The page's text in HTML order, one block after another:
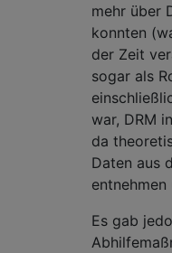
mehr über
konnten
der Zeit
sogar als
war, DRM
da
Daten aus
Es gab